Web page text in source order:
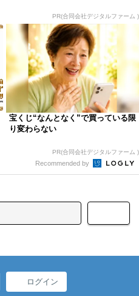
PR(合同会社デジタルファーム )
宝くじ“なんとなく”で買っている限
り変わらない
PR(合同会社デジタルファーム )
Recommended by
ログイン